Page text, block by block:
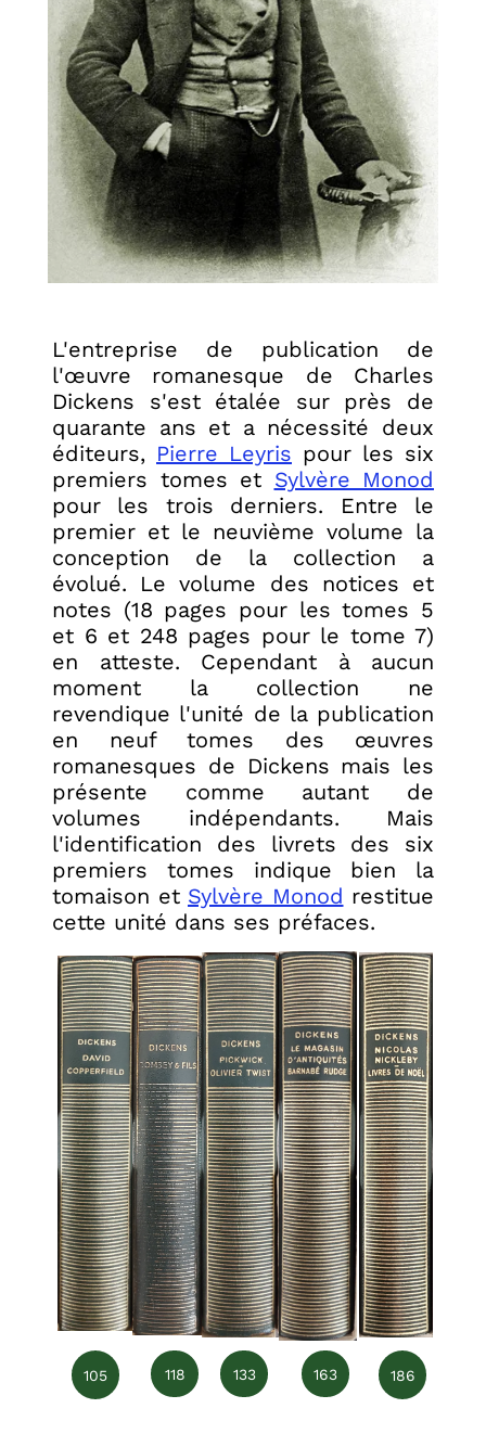
L'entreprise de publication de
l'œuvre romanesque de Charles
Dickens s'est étalée sur près de
quarante ans et a nécessité deux
éditeurs, Pierre Leyris pour les six
premiers tomes et Sylvère Monod
pour les trois derniers. Entre le
premier et le neuvième volume la
conception de la collection a
évolué. Le volume des notices et
notes (18 pages pour les tomes 5
et 6 et 248 pages pour le tome 7)
en atteste. Cependant à aucun
moment la collection ne
revendique l'unité de la publication
en neuf tomes des œuvres
romanesques de Dickens mais les
présente comme autant de
volumes indépendants. Mais
l'identification des livrets des six
premiers tomes indique bien la
tomaison et Sylvère Monod restitue
cette unité dans ses préfaces.
118 186
105 133 163